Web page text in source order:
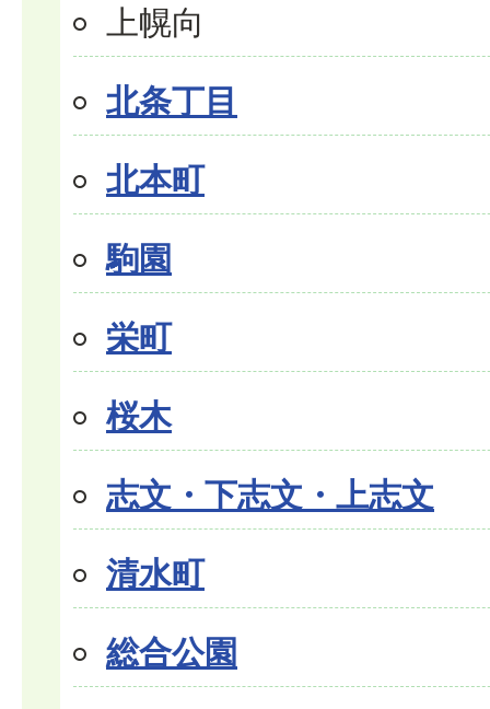
上幌向
北条丁目
北本町
駒園
栄町
桜木
志文・下志文・上志文
清水町
総合公園